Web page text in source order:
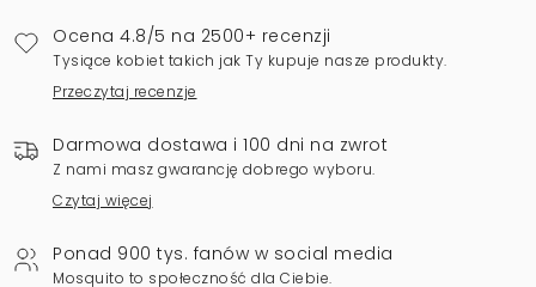
Ocena 4.8/5 na 2500+ recenzji
Tysiące kobiet takich jak Ty kupuje nasze produkty.
Przeczytaj recenzje
Darmowa dostawa i 100 dni na zwrot
Z nami masz gwarancję dobrego wyboru.
Czytaj więcej
Ponad 900 tys. fanów w social media
Mosquito to społeczność dla Ciebie.